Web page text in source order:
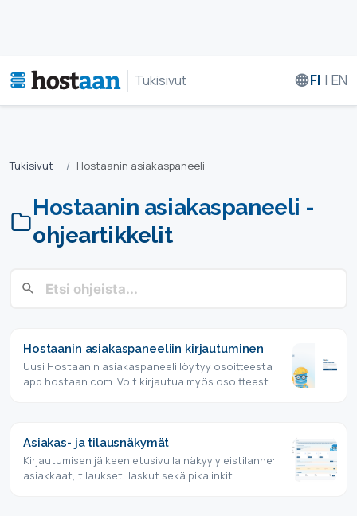
Tukisivut FI | EN
Tukisivut Hostaanin asiakaspaneeli
Hostaanin asiakaspaneeli -
ohjeartikkelit
Hostaanin asiakaspaneeliin kirjautuminen
Uusi Hostaanin asiakaspaneeli löytyy osoitteesta
app.hostaan.com. Voit kirjautua myös osoitteesta
Asiakas- ja tilausnäkymät
Kirjautumisen jälkeen etusivulla näkyy yleistilanne:
asiakkaat, tilaukset, laskut sekä pikalinkit